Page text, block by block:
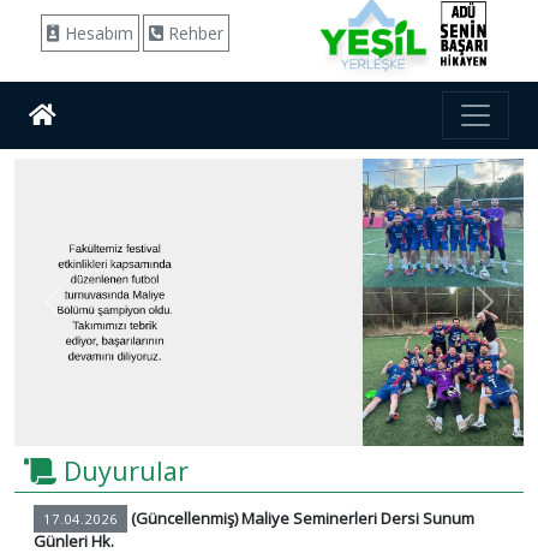
Hesabım Rehber
Previous Next
Duyurular
17.04.2026
(Güncellenmiş) Maliye Seminerleri Dersi Sunum
Günleri Hk.